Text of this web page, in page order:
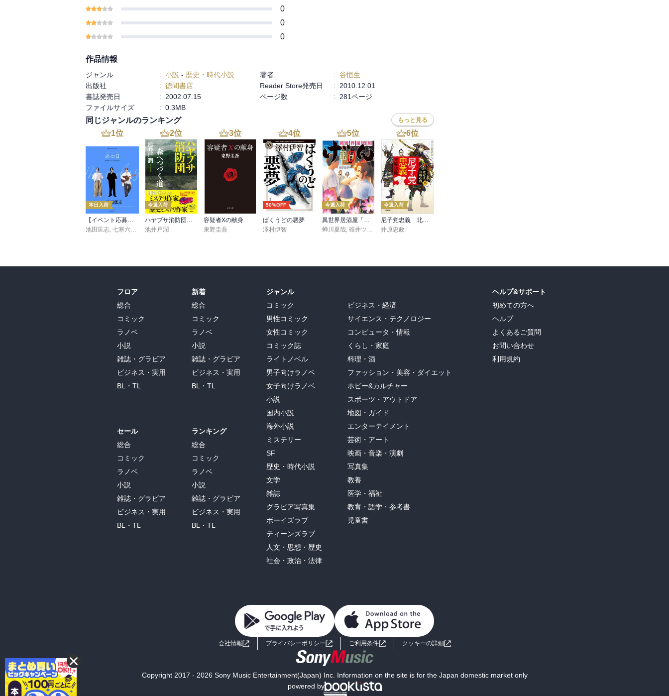
0
0
0
作品情報
ジャンル : 小説 - 歴史・時代小説 著者 : 谷恒生
出版社
: 徳間書店 Reader Store発売日 :
2010.12.01
書誌発売日
: 2002.07.15 ページ数 :
281ページ
ファイルサイズ
: 0.3MB
同じジャンルのランキング もっと見る
1位
本日入荷
【イベント応募シリアルコード付】池田匡志出演・オーディオフォトブック「あの日」SPECIAL EDITION（音声／動画付）
池田匡志, 七寒六温 konoko58,
2位
今週入荷
ハヤブサ消防団 森へつづく道
池井戸潤
3位
容疑者Xの献身
東野圭吾
4位
50%OFF
ばくうどの悪夢
澤村伊智
5位
今週入荷
異世界居酒屋「げん」三杯目
蝉川夏哉, 碓井ツカサ
6位
今週入荷
尼子党忠義 北近江合戦心得〈八〉
井原忠政
フロア
総合
コミック
ラノベ
小説
雑誌・グラビア
ビジネス・実用
BL・TL
セール
総合
コミック
ラノベ
小説
雑誌・グラビア
ビジネス・実用
BL・TL
新着
総合
コミック
ラノベ
小説
雑誌・グラビア
ビジネス・実用
BL・TL
ランキング
総合
コミック
ラノベ
小説
雑誌・グラビア
ビジネス・実用
BL・TL
ジャンル
コミック
男性コミック
女性コミック
コミック誌
ライトノベル
男子向けラノベ
女子向けラノベ
小説
国内小説
海外小説
ミステリー
SF
歴史・時代小説
文学
雑誌
グラビア写真集
ボーイズラブ
ティーンズラブ
人文・思想・歴史
社会・政治・法律
ビジネス・経済
サイエンス・テクノロジー
コンピュータ・情報
くらし・家庭
料理・酒
ファッション・美容・ダイエット
ホビー&カルチャー
スポーツ・アウトドア
地図・ガイド
エンターテイメント
芸術・アート
映画・音楽・演劇
写真集
教養
医学・福祉
教育・語学・参考書
児童書
ヘルプ&サポート
初めての方へ
ヘルプ
よくあるご質問
お問い合わせ
利用規約
会社情報 プライバシーポリシー ご利用条件 クッキーの詳細
Copyright 2017 - 2026 Sony Music Entertainment(Japan) Inc. Information on the site is for the Japan domestic market only
powered by